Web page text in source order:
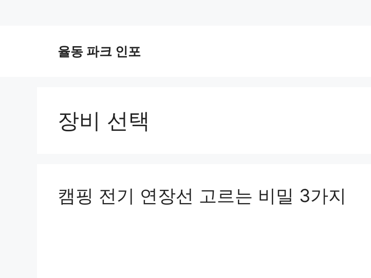
율동 파크 인포
장비 선택
캠핑 전기 연장선 고르는 비밀 3가지